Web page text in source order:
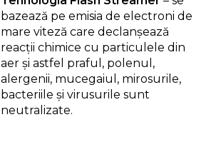
bazează pe emisia de electroni de
mare viteză care declanșează
reacții chimice cu particulele din
aer și astfel praful, polenul,
alergenii, mucegaiul, mirosurile,
bacteriile și virusurile sunt
neutralizate.